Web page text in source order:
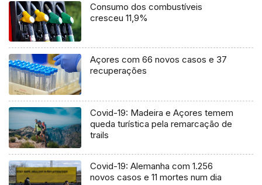
Consumo dos combustíveis
cresceu 11,9%
Açores com 66 novos casos e 37
recuperações
Covid-19: Madeira e Açores temem
queda turística pela remarcação de
trails
Covid-19: Alemanha com 1.256
novos casos e 11 mortes num dia